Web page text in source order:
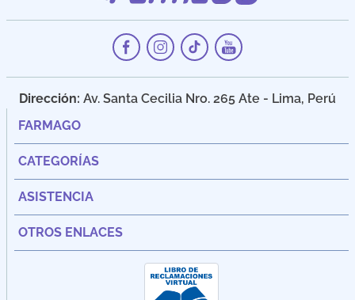
Dirección: Av. Santa Cecilia Nro. 265 Ate - Lima, Perú
FARMAGO
CATEGORÍAS
ASISTENCIA
OTROS ENLACES